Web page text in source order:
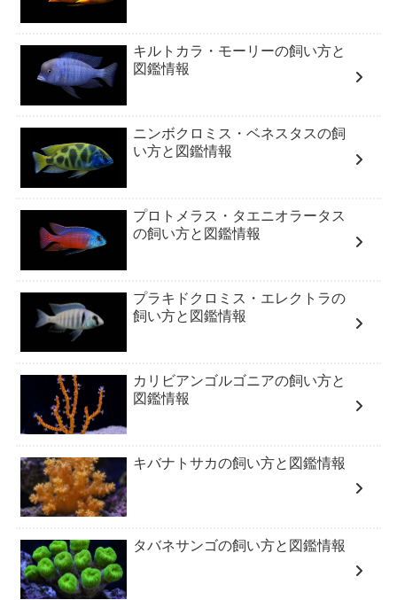
キルトカラ・モーリーの飼い方と
図鑑情報
ニンボクロミス・ベネスタスの飼
い方と図鑑情報
プロトメラス・タエニオラータス
の飼い方と図鑑情報
プラキドクロミス・エレクトラの
飼い方と図鑑情報
カリビアンゴルゴニアの飼い方と
図鑑情報
キバナトサカの飼い方と図鑑情報
タバネサンゴの飼い方と図鑑情報